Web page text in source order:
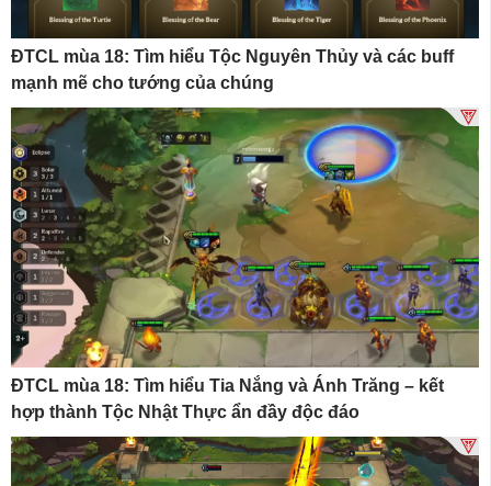
ĐTCL mùa 18: Tìm hiểu Tộc Nguyên Thủy và các buff
mạnh mẽ cho tướng của chúng
ĐTCL mùa 18: Tìm hiểu Tia Nắng và Ánh Trăng – kết
hợp thành Tộc Nhật Thực ẩn đầy độc đáo